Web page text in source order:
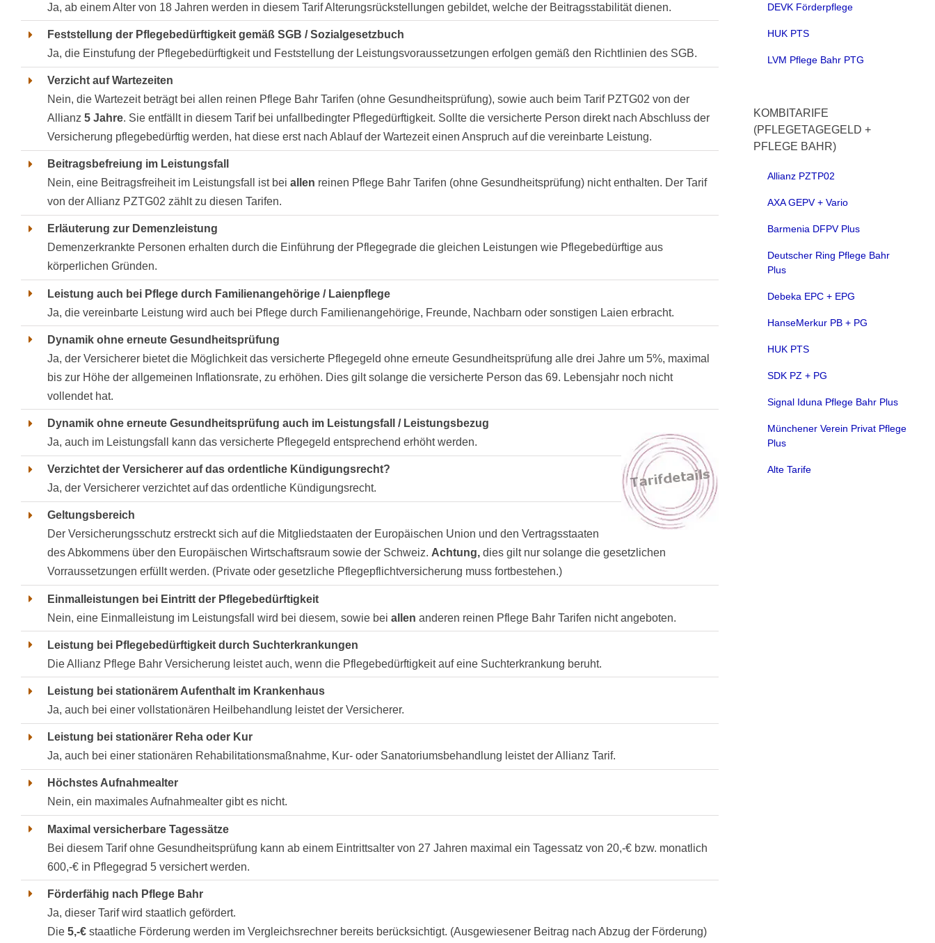
Ja, ab einem Alter von 18 Jahren werden in diesem Tarif Alterungsrückstellungen gebildet, welche der Beitragsstabilität dienen.
Feststellung der Pflegebedürftigkeit gemäß SGB / Sozialgesetzbuch
Ja, die Einstufung der Pflegebedürftigkeit und Feststellung der Leistungsvoraussetzungen erfolgen gemäß den Richtlinien des SGB.
Verzicht auf Wartezeiten
Nein, die Wartezeit beträgt bei allen reinen Pflege Bahr Tarifen (ohne Gesundheitsprüfung), sowie auch beim Tarif PZTG02 von der
Allianz5 Jahre. Sie entfällt in diesem Tarif bei unfallbedingter Pflegedürftigkeit. Sollte die versicherte Person direkt nach Abschluss der
Versicherung pflegebedürftig werden, hat diese erst nach Ablauf der Wartezeit einen Anspruch auf die vereinbarte Leistung.
Beitragsbefreiung im Leistungsfall
Nein, eine Beitragsfreiheit im Leistungsfall ist beiallen reinen Pflege Bahr Tarifen (ohne Gesundheitsprüfung) nicht enthalten. Der Tarif
von der Allianz PZTG02 zählt zu diesen Tarifen.
Erläuterung zur Demenzleistung
Demenzerkrankte Personen erhalten durch die Einführung der Pflegegrade die gleichen Leistungen wie Pflegebedürftige aus
körperlichen Gründen.
Leistung auch bei Pflege durch Familienangehörige / Laienpflege
Ja, die vereinbarte Leistung wird auch bei Pflege durch Familienangehörige, Freunde, Nachbarn oder sonstigen Laien erbracht.
Dynamik ohne erneute Gesundheitsprüfung
Ja, der Versicherer bietet die Möglichkeit das versicherte Pflegegeld ohne erneute Gesundheitsprüfung alle drei Jahre um 5%, maximal
bis zur Höhe der allgemeinen Inflationsrate, zu erhöhen. Dies gilt solange die versicherte Person das 69. Lebensjahr noch nicht
vollendet hat.
Dynamik ohne erneute Gesundheitsprüfung auch im Leistungsfall / Leistungsbezug
Ja, auch im Leistungsfall kann das versicherte Pflegegeld entsprechend erhöht werden.
Verzichtet der Versicherer auf das ordentliche Kündigungsrecht?
Ja, der Versicherer verzichtet auf das ordentliche Kündigungsrecht.
Geltungsbereich
Der Versicherungsschutz erstreckt sich auf die Mitgliedstaaten der Europäischen Union und den Vertragsstaaten
des Abkommens über den Europäischen Wirtschaftsraum sowie der Schweiz.Achtung, dies gilt nur solange die gesetzlichen
Vorraussetzungen erfüllt werden. (Private oder gesetzliche Pflegepflichtversicherung muss fortbestehen.)
Einmalleistungen bei Eintritt der Pflegebedürftigkeit
Nein, eine Einmalleistung im Leistungsfall wird bei diesem, sowie beiallen anderen reinen Pflege Bahr Tarifen nicht angeboten.
Leistung bei Pflegebedürftigkeit durch Suchterkrankungen
Die Allianz Pflege Bahr Versicherung leistet auch, wenn die Pflegebedürftigkeit auf eine Suchterkrankung beruht.
Leistung bei stationärem Aufenthalt im Krankenhaus
Ja, auch bei einer vollstationären Heilbehandlung leistet der Versicherer.
Leistung bei stationärer Reha oder Kur
Ja, auch bei einer stationären Rehabilitationsmaßnahme, Kur- oder Sanatoriumsbehandlung leistet der Allianz Tarif.
Höchstes Aufnahmealter
Nein, ein maximales Aufnahmealter gibt es nicht.
Maximal versicherbare Tagessätze
Bei diesem Tarif ohne Gesundheitsprüfung kann ab einem Eintrittsalter von 27 Jahren maximal ein Tagessatz von 20,-€ bzw. monatlich
600,-€ in Pflegegrad 5 versichert werden.
Förderfähig nach Pflege Bahr
Ja, dieser Tarif wird staatlich gefördert.
Die 5,-€ staatliche Förderung werden im Vergleichsrechner bereits berücksichtigt. (Ausgewiesener Beitrag nach Abzug der Förderung)
DEVK Förderpflege
HUK PTS
LVM Pflege Bahr PTG
KOMBITARIFE
(PFLEGETAGEGELD +
PFLEGE BAHR)
Allianz PZTP02
AXA GEPV + Vario
Barmenia DFPV Plus
Deutscher Ring Pflege Bahr
Plus
Debeka EPC + EPG
HanseMerkur PB + PG
HUK PTS
SDK PZ + PG
Signal Iduna Pflege Bahr Plus
Münchener Verein Privat Pflege
Plus
Alte Tarife